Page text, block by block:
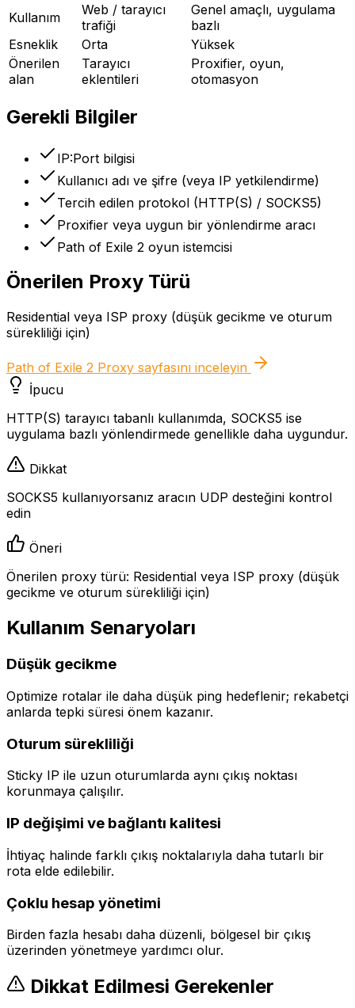
Kullanım
Web / tarayıcı
trafiği
Genel amaçlı, uygulama
bazlı
Esneklik
Orta
Yüksek
Önerilen
alan
Tarayıcı
eklentileri
Proxifier, oyun,
otomasyon
Gerekli Bilgiler
IP:Port bilgisi
Kullanıcı adı ve şifre (veya IP yetkilendirme)
Tercih edilen protokol (HTTP(S) / SOCKS5)
Proxifier veya uygun bir yönlendirme aracı
Path of Exile 2 oyun istemcisi
Önerilen Proxy Türü
Residential veya ISP proxy (düşük gecikme ve oturum
sürekliliği için)
Path of Exile 2 Proxy sayfasını inceleyin
İpucu
HTTP(S) tarayıcı tabanlı kullanımda, SOCKS5 ise
uygulama bazlı yönlendirmede genellikle daha uygundur.
Dikkat
SOCKS5 kullanıyorsanız aracın UDP desteğini kontrol
edin
Öneri
Önerilen proxy türü: Residential veya ISP proxy (düşük
gecikme ve oturum sürekliliği için)
Kullanım Senaryoları
Düşük gecikme
Optimize rotalar ile daha düşük ping hedeflenir; rekabetçi
anlarda tepki süresi önem kazanır.
Oturum sürekliliği
Sticky IP ile uzun oturumlarda aynı çıkış noktası
korunmaya çalışılır.
IP değişimi ve bağlantı kalitesi
İhtiyaç halinde farklı çıkış noktalarıyla daha tutarlı bir
rota elde edilebilir.
Çoklu hesap yönetimi
Birden fazla hesabı daha düzenli, bölgesel bir çıkış
üzerinden yönetmeye yardımcı olur.
Dikkat Edilmesi Gerekenler